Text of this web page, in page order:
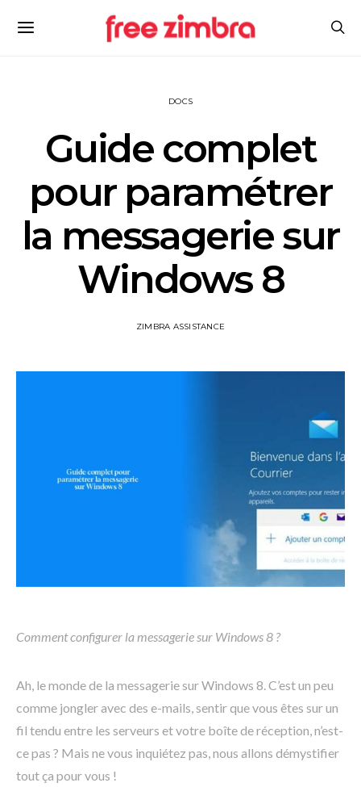
DOCS
Guide complet
pour paramétrer
la messagerie sur
Windows 8
ZIMBRA ASSISTANCE
Comment configurer la messagerie sur Windows 8 ?
Ah, le monde de la messagerie sur Windows 8. C’est un peu
comme jongler avec des e-mails, sentir que vous êtes sur un
fil tendu entre les serveurs et votre boîte de réception, n’est-
ce pas ? Mais ne vous inquiétez pas, nous allons démystifier
tout ça pour vous !